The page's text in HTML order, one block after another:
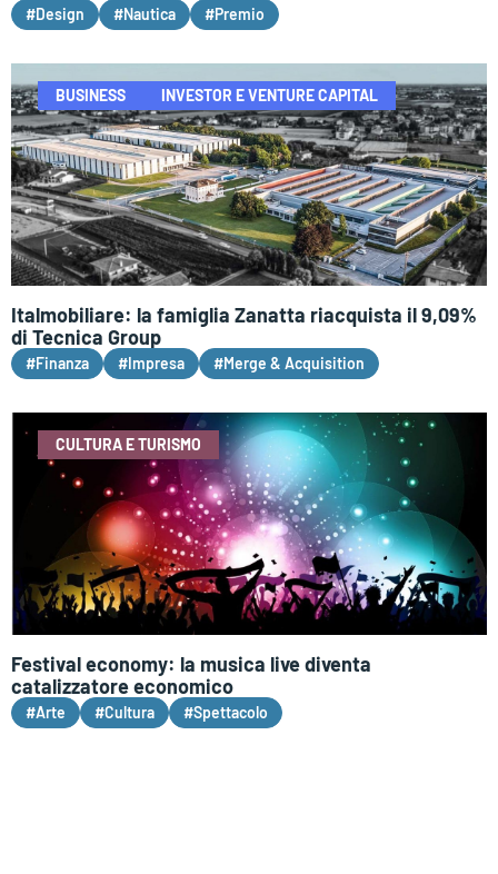
#Design #Nautica #Premio
BUSINESS INVESTOR E VENTURE CAPITAL
Italmobiliare: la famiglia Zanatta riacquista il 9,09%
di Tecnica Group
#Finanza #Impresa #Merge & Acquisition
CULTURA E TURISMO
Festival economy: la musica live diventa
catalizzatore economico
#Arte #Cultura #Spettacolo